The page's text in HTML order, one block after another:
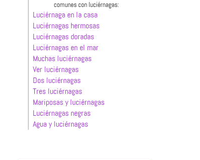
comunes con luciérnagas:
Luciérnaga en la casa
Luciérnagas hermosas
Luciérnagas doradas
Luciérnagas en el mar
Muchas luciérnagas
Ver luciérnagas
Dos luciérnagas
Tres luciérnagas
Mariposas y luciérnagas
Luciérnagas negras
Agua y luciérnagas